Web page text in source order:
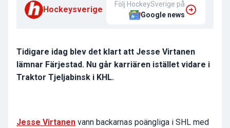
Hockeysverige
Följ HockeySverige på
Google news
Tidigare idag blev det klart att Jesse Virtanen
lämnar Färjestad. Nu går karriären istället vidare i
Traktor Tjeljabinsk i KHL.
Jesse Virtanen vann backarnas poängliga i SHL med